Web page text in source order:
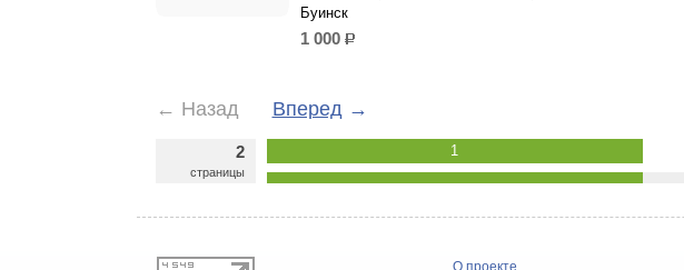
Буинск
1 000 р.
← Назад Вперед→
2
страницы
1
О проекте